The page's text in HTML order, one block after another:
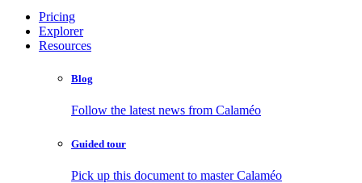
Pricing
Explorer
Resources
Blog
Follow the latest news from Calaméo
Guided tour
Pick up this document to master Calaméo